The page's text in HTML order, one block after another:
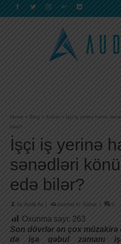
Home » Blog » Xəbər » İşçi iş yerinə hansı
bilər?
İşçi iş yerinə
sənədləri
edə bilər?
by Audit.Az | posted in: Xəbər | 0
Oxunma sayı: 263
Son dövrlər ən çox
də işə qəbul zamanı